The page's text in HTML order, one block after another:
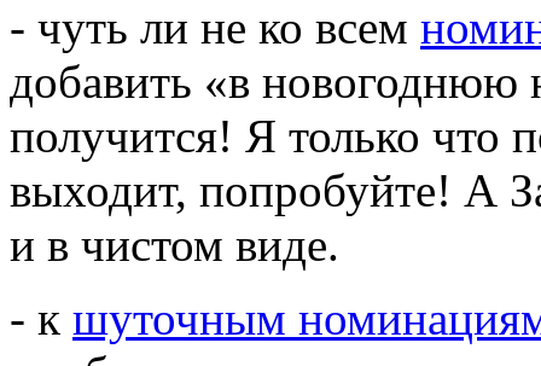
- чуть ли не ко всем
добавить «в
получится! Я только что
выходит, попробуйте! А
и в чистом виде.
- к шуточным